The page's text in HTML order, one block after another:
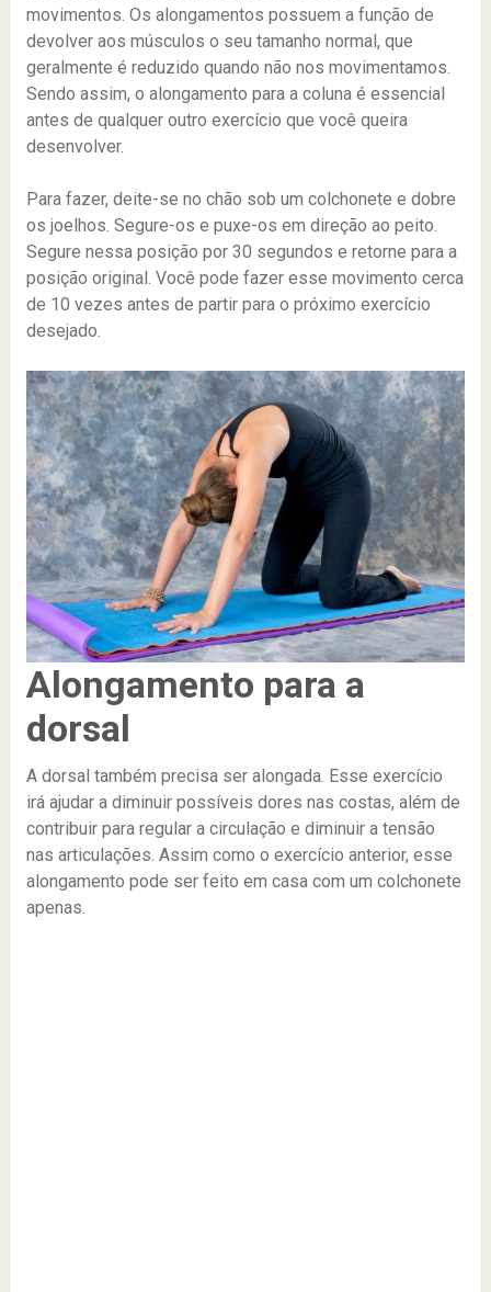
movimentos. Os alongamentos possuem a função de
devolver aos músculos o seu tamanho normal, que
geralmente é reduzido quando não nos movimentamos.
Sendo assim, o alongamento para a coluna é essencial
antes de qualquer outro exercício que você queira
desenvolver.
Para fazer, deite-se no chão sob um colchonete e dobre
os joelhos. Segure-os e puxe-os em direção ao peito.
Segure nessa posição por 30 segundos e retorne para a
posição original. Você pode fazer esse movimento cerca
de 10 vezes antes de partir para o próximo exercício
desejado.
Alongamento para a
dorsal
A dorsal também precisa ser alongada. Esse exercício
irá ajudar a diminuir possíveis dores nas costas, além de
contribuir para regular a circulação e diminuir a tensão
nas articulações. Assim como o exercício anterior, esse
alongamento pode ser feito em casa com um colchonete
apenas.